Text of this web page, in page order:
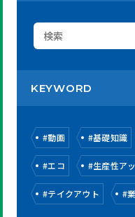
KEYWORD
#動画 #基礎知識
#エコ #生産性ア
#テイクアウト #